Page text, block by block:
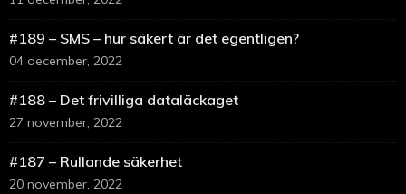
#189 – SMS – hur säkert är det egentligen?
04 december, 2022
#188 – Det frivilliga dataläckaget
27 november, 2022
#187 – Rullande säkerhet
20 november, 2022